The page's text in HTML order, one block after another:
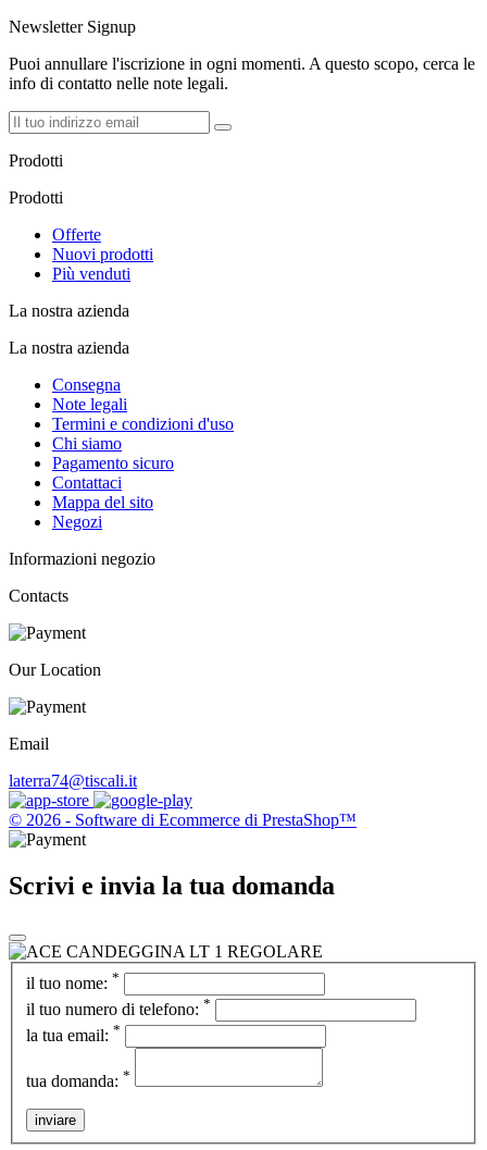
Newsletter Signup
Puoi annullare l'iscrizione in ogni momenti. A questo scopo, cerca le
info di contatto nelle note legali.
Prodotti
Prodotti
Offerte
Nuovi prodotti
Più venduti
La nostra azienda
La nostra azienda
Consegna
Note legali
Termini e condizioni d'uso
Chi siamo
Pagamento sicuro
Contattaci
Mappa del sito
Negozi
Informazioni negozio
Contacts
Our Location
Email
laterra74@tiscali.it
© 2026 - Software di Ecommerce di PrestaShop™
Scrivi e invia la tua domanda
il tuo nome: *
il tuo numero di telefono: *
la tua email: *
tua domanda: *
inviare